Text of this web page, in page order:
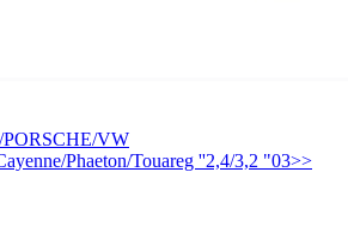
VW
Phaeton/Touareg ''2,4/3,2 "03>>